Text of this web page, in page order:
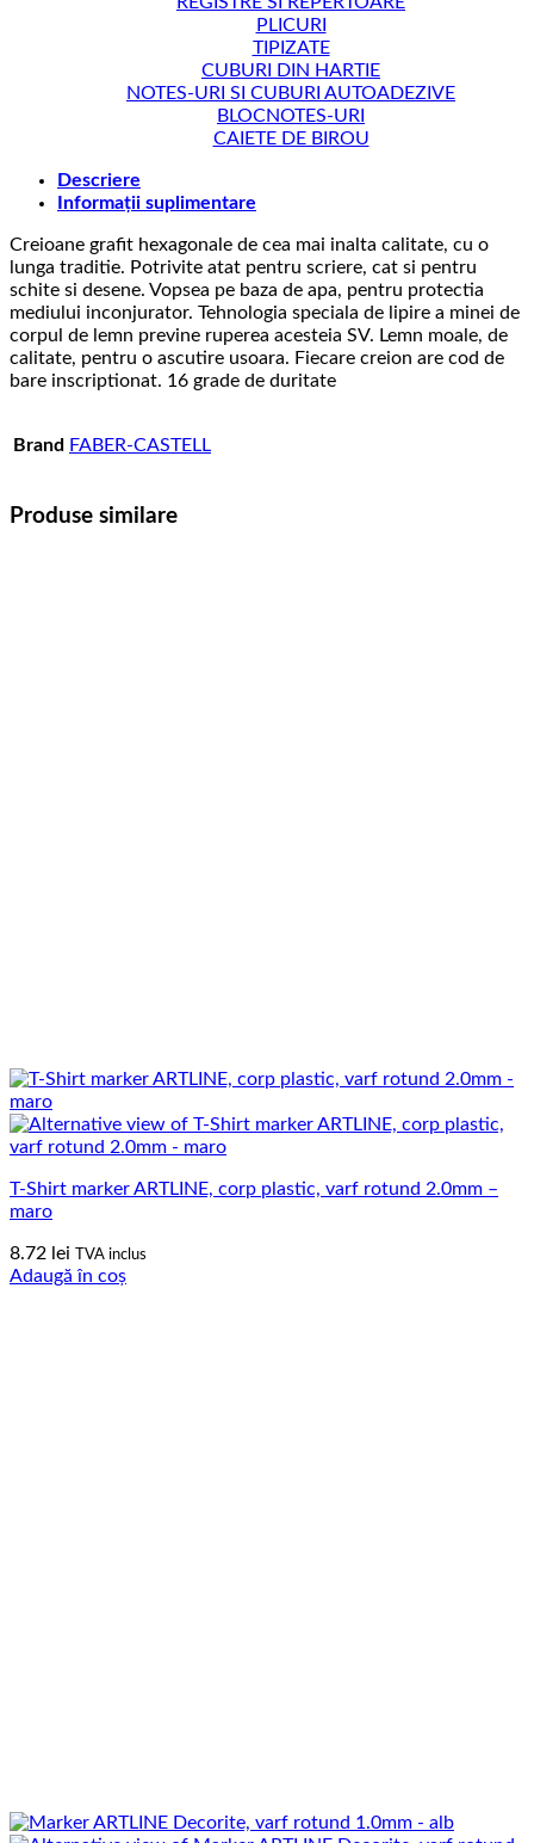
PLICURI
TIPIZATE
CUBURI DIN HARTIE
NOTES-URI SI CUBURI AUTOADEZIVE
BLOCNOTES-URI
CAIETE DE BIROU
Descriere
Informații suplimentare
Creioane grafit hexagonale de cea mai inalta calitate, cu o
lunga traditie. Potrivite atat pentru scriere, cat si pentru
schite si desene. Vopsea pe baza de apa, pentru protectia
mediului inconjurator. Tehnologia speciala de lipire a minei de
corpul de lemn previne ruperea acesteia SV. Lemn moale, de
calitate, pentru o ascutire usoara. Fiecare creion are cod de
bare inscriptionat. 16 grade de duritate
Brand FABER-CASTELL
Produse similare
T-Shirt marker ARTLINE, corp plastic, varf rotund 2.0mm –
maro
8.72 lei TVA inclus
Adaugă în coș